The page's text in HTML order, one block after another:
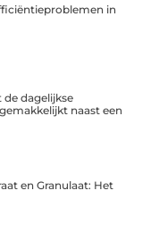
in
de dagelijkse
naast een
en Granulaat: Het